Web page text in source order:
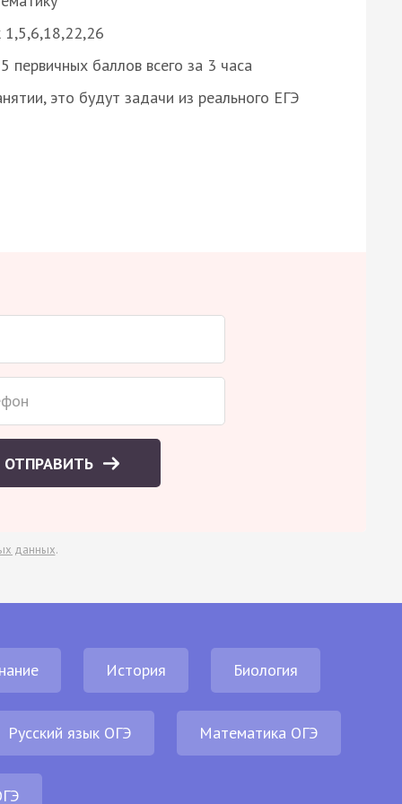
1,5,6,18,22,26
баллов всего за 3 часа
это будут задачи из реального ЕГЭ
ОТПРАВИТЬ
данных.
История Биология
Русский язык ОГЭ Математика ОГЭ